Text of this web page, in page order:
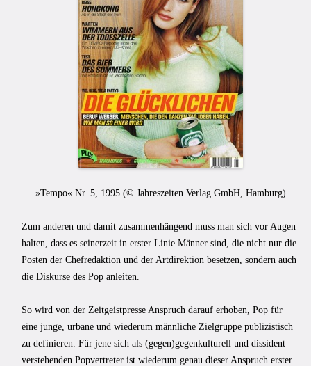
»Tempo« Nr. 5, 1995 (© Jahreszeiten Verlag GmbH, Hamburg)
Zum anderen und damit zusammenhängend muss man sich vor Augen
halten, dass es seinerzeit in erster Linie Männer sind, die nicht nur die
Posten der Chefredaktion und der Artdirektion besetzen, sondern auch
die Diskurse des Pop anleiten.
So wird von der Zeitgeistpresse Anspruch darauf erhoben, Pop für
eine junge, urbane und wiederum männliche Zielgruppe publizistisch
zu definieren. Für jene sich als (gegen)gegenkulturell und dissident
verstehenden Popvertreter ist wiederum genau dieser Anspruch erster